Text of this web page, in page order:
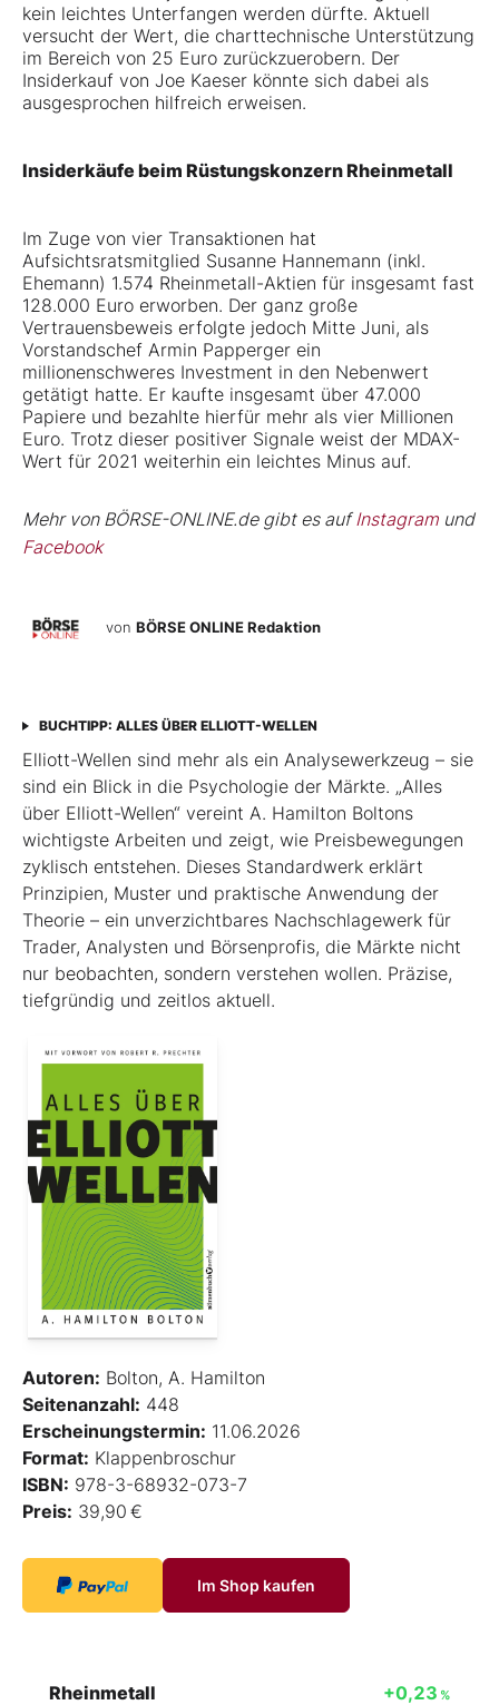
kein leichtes Unterfangen werden dürfte. Aktuell
versucht der Wert, die charttechnische Unterstützung
im Bereich von 25 Euro zurückzuerobern. Der
Insiderkauf von Joe Kaeser könnte sich dabei als
ausgesprochen hilfreich erweisen.
Insiderkäufe beim Rüstungskonzern Rheinmetall
Im Zuge von vier Transaktionen hat
Aufsichtsratsmitglied Susanne Hannemann (inkl.
Ehemann) 1.574 Rheinmetall-Aktien für insgesamt fast
128.000 Euro erworben. Der ganz große
Vertrauensbeweis erfolgte jedoch Mitte Juni, als
Vorstandschef Armin Papperger ein
millionenschweres Investment in den Nebenwert
getätigt hatte. Er kaufte insgesamt über 47.000
Papiere und bezahlte hierfür mehr als vier Millionen
Euro. Trotz dieser positiver Signale weist der MDAX-
Wert für 2021 weiterhin ein leichtes Minus auf.
Mehr von BÖRSE-ONLINE.de gibt es aufInstagram und
Facebook
von BÖRSE ONLINE Redaktion
BUCHTIPP: ALLES ÜBER ELLIOTT-WELLEN
Elliott-Wellen sind mehr als ein Analysewerkzeug – sie
sind ein Blick in die Psychologie der Märkte. „Alles
über Elliott-Wellen“ vereint A. Hamilton Boltons
wichtigste Arbeiten und zeigt, wie Preisbewegungen
zyklisch entstehen. Dieses Standardwerk erklärt
Prinzipien, Muster und praktische Anwendung der
Theorie – ein unverzichtbares Nachschlagewerk für
Trader, Analysten und Börsenprofis, die Märkte nicht
nur beobachten, sondern verstehen wollen. Präzise,
tiefgründig und zeitlos aktuell.
Autoren: Bolton, A. Hamilton
Seitenanzahl: 448
Erscheinungstermin: 11.06.2026
Format: Klappenbroschur
ISBN: 978-3-68932-073-7
Preis: 39,90 €
Im Shop kaufen
Rheinmetall +0,23 %